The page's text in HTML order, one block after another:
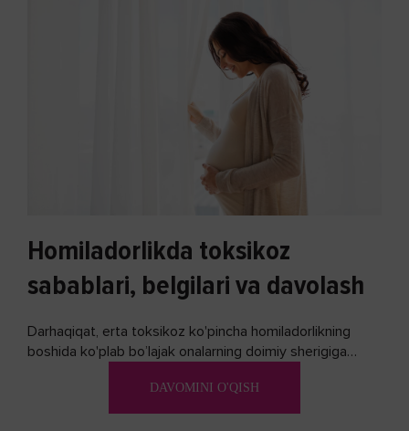
Homiladorlikda toksikoz
sabablari, belgilari va davolash
Darhaqiqat, erta toksikoz ko'pincha homiladorlikning
boshida ko'plab bo’lajak onalarning doimiy sherigiga
biron bir usuli bormi?DAVOMINI O'QISH